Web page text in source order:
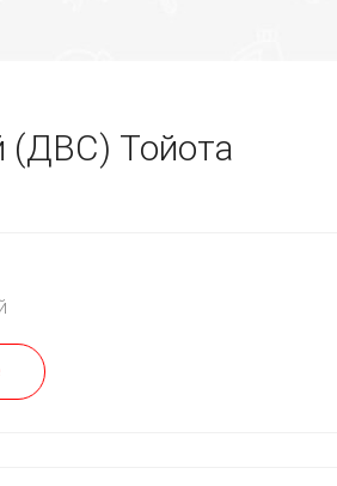
(ДВС) Тойота